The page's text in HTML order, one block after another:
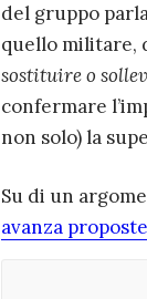
del gruppo
quello militare,
sostituire o
confermare
non solo) la
Su di un
avanza